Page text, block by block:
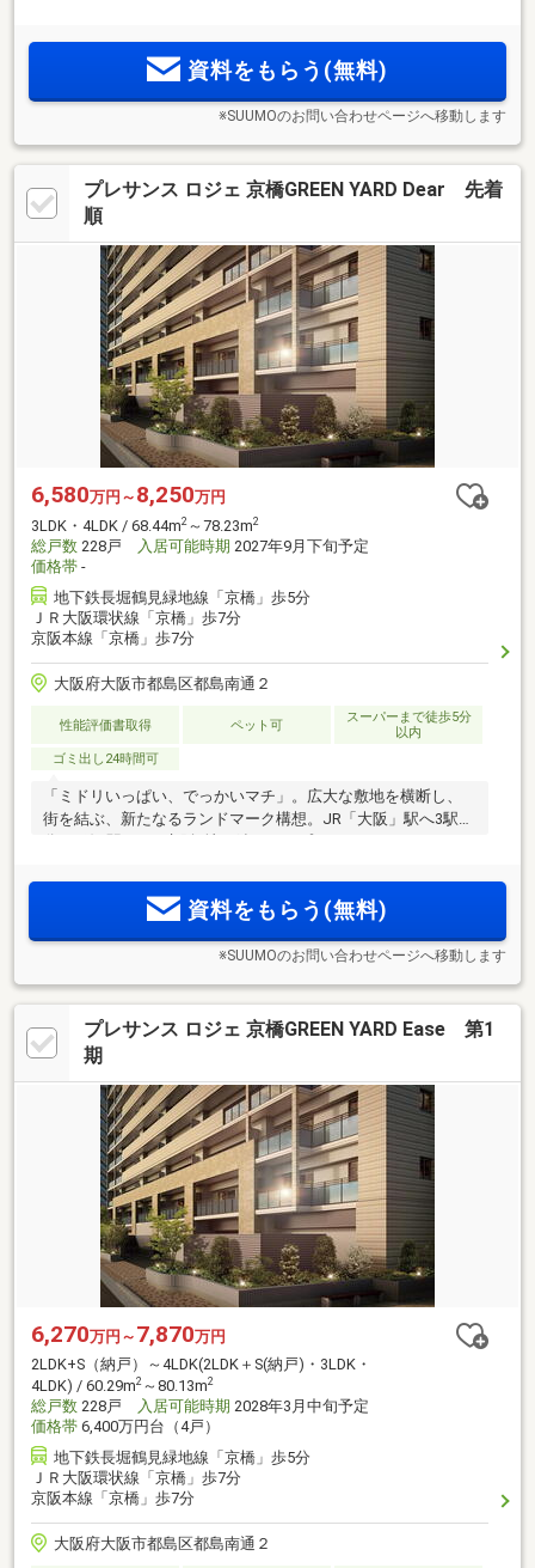
の大規模レジデンス＜FLAG＞、安心の邸宅性能・上質志向の
ホテルライクレジデンス＜CUBE＞資料をもらう(無料)
※SUUMOのお問い合わせページへ移動します
プレサンス ロジェ 京橋GREEN YARD Dear 先着
順
6,580万円～ 8,250万円
3LDK・4LDK / 68.44m2 ～78.23m2
総戸数 228戸 入居可能時期 2027年9月下旬予定
価格帯 -
地下鉄長堀鶴見緑地線「京橋」歩5分
ＪＲ大阪環状線「京橋」歩7分
京阪本線「京橋」歩7分
大阪府大阪市都島区都島南通２
性能評価書取得 ペット可
スーパーまで徒歩5分
以内
ゴミ出し24時間可
「ミドリいっぱい、でっかいマチ」。広大な敷地を横断し、
街を結ぶ、新たなるランドマーク構想。JR「大阪」駅へ3駅6
設、区役所など便利な施設が徒歩圏<来場予約受付中／物件エ
ントリー受付中>
資料をもらう(無料)
※SUUMOのお問い合わせページへ移動します
プレサンス ロジェ 京橋GREEN YARD Ease 第1
期
6,270万円～ 7,870万円
2LDK+S（納戸）～4LDK(2LDK＋S(納戸)・3LDK・
4LDK) / 60.29m2 ～80.13m2
総戸数 228戸 入居可能時期 2028年3月中旬予定
価格帯 6,400万円台（4戸）
地下鉄長堀鶴見緑地線「京橋」歩5分
ＪＲ大阪環状線「京橋」歩7分
京阪本線「京橋」歩7分
大阪府大阪市都島区都島南通２